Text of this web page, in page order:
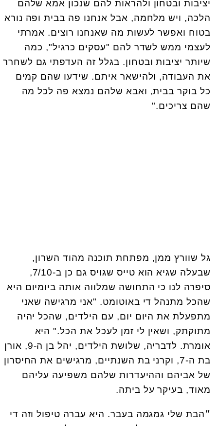
יציבות ובטחון ולהראות להם שנכון אמא שלהם
הלכה, ויש מלחמה, אבל אנחנו פה בבית ופה נורא
בטוח ואפשר לעשות מה שאנחנו רוצים. אמרתי
לעצמי ממש לשדר להם "עסקים כרגיל", כמה
שיותר יציבות ובטחון. בגלל זה העדפתי גם לשחרר
את העבודה, ולהישאר איתם. שידעו שהם קמים
כל בוקר בבית, ואבא שלהם נמצא פה לכל מה
שהם צריכים."
גל שוורץ ממן, מפתחת תוכנה מהוד השרון,
שבעלה שגיא הוא טייס שגויס גם כן ב-7/10,
סיפרה לנו כי התחושה שמלווה אותה ביומיום היא
שהכל מתנהל די באוטומט. "אני מרגישה שאני
מתפעלת את היום יום, עם הילדים, שהכל יהיה
מתוקתק, ושאין לי זמן לעכל את הכל." היא
אומרת. לדבריה, שלושת הילדים, יהל בן ה-9, אורן
בת ה-7, וקרני בת השנתיים, מרגישים את החיסרון
של אביהם וההיעדרות שלהם משפיעה עליהם
מאוד, בעיקר על ביתה.
״הבת שלי גמגמה בעבר. היא עברה טיפול וזה די